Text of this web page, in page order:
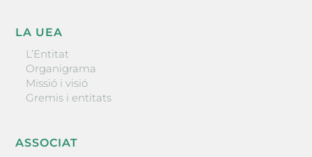
LA UEA
L’Entitat
Organigrama
Missió i visió
Gremis i entitats
ASSOCIAT